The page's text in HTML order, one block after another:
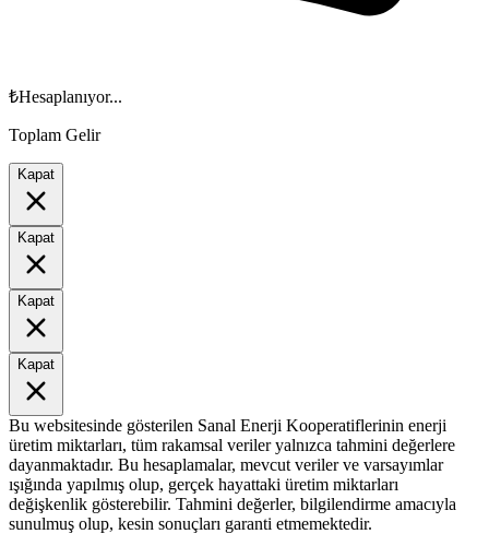
₺Hesaplanıyor...
Toplam Gelir
Kapat
Kapat
Kapat
Kapat
Bu websitesinde gösterilen Sanal Enerji Kooperatiflerinin enerji
üretim miktarları, tüm rakamsal veriler yalnızca tahmini değerlere
dayanmaktadır. Bu hesaplamalar, mevcut veriler ve varsayımlar
ışığında yapılmış olup, gerçek hayattaki üretim miktarları
değişkenlik gösterebilir. Tahmini değerler, bilgilendirme amacıyla
sunulmuş olup, kesin sonuçları garanti etmemektedir.